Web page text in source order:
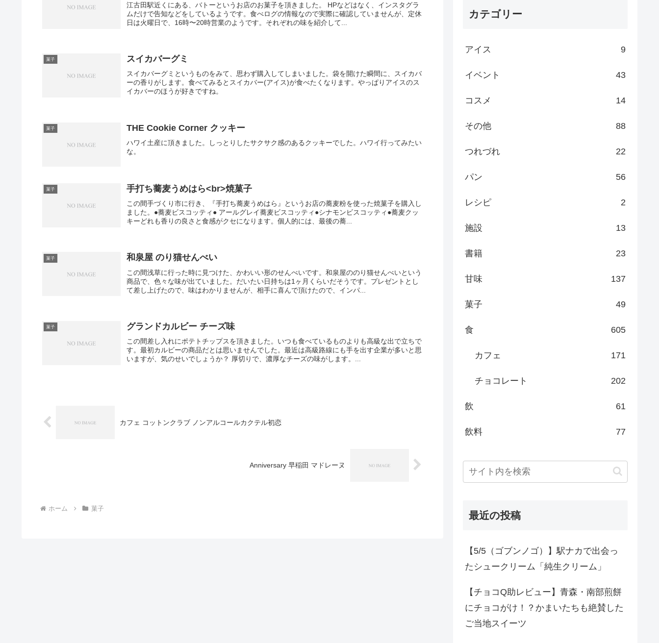
江古田駅近くにある、バトーというお店のお菓子を頂きました。 HPなどはなく、インスタグラ
ムだけで告知などをしているようです。食べログの情報なので実際に確認していませんが、定休
日は火曜日で、16時〜20時営業のようです。それぞれの味を紹介して...
菓子 スイカバーグミ
スイカバーグミというものをみて、思わず購入してしまいました。袋を開けた瞬間に、スイカバ
ーの香りがします。食べてみるとスイカバー(アイス)が食べたくなります。やっぱりアイスのス
イカバーのほうが好きですね。
菓子 THE Cookie Corner クッキー
ハワイ土産に頂きました。しっとりしたサクサク感のあるクッキーでした。ハワイ行ってみたい
な。
菓子 手打ち蕎麦うめはら<br>焼菓子
この間手づくり市に行き、『手打ち蕎麦うめはら』というお店の蕎麦粉を使った焼菓子を購入し
ました。●蕎麦ビスコッティ● アールグレイ蕎麦ビスコッティ●シナモンビスコッティ●蕎麦クッ
キーどれも香りの良さと食感がクセになります。個人的には、最後の蕎...
菓子 和泉屋 のり猫せんべい
この間浅草に行った時に見つけた、かわいい形のせんべいです。和泉屋ののり猫せんべいという
商品で、色々な味が出ていました。だいたい日持ちは1ヶ月くらいだそうです。プレゼントとし
て差し上げたので、味はわかりませんが、相手に喜んで頂けたので、インパ...
菓子 グランドカルビー チーズ味
この間差し入れにポテトチップスを頂きました。いつも食べているものよりも高級な出で立ちで
す。最初カルビーの商品だとは思いませんでした。最近は高級路線にも手を出す企業が多いと思
いますが、気のせいでしょうか？ 厚切りで、濃厚なチーズの味がします。...
カフェ コットンクラブ ノンアルコールカクテル初恋
Anniversary 早稲田 マドレーヌ
ホーム 菓子
カテゴリー
アイス 9
イベント 43
コスメ 14
その他 88
つれづれ 22
パン 56
レシピ 2
施設 13
書籍 23
甘味 137
菓子 49
食 605
カフェ 171
チョコレート 202
飲 61
飲料 77
最近の投稿
【5/5（ゴブンノゴ）】駅ナカで出会っ
たシュークリーム「純生クリーム」
【チョコQ助レビュー】青森・南部煎餅
にチョコがけ！？かまいたちも絶賛した
ご当地スイーツ